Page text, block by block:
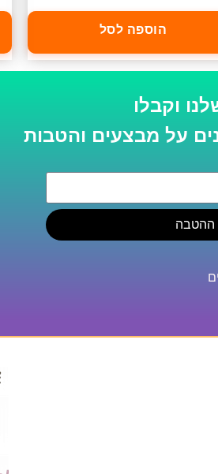
הוספה לסל
וקבלו
על מבצעים והטבות
ההטבה